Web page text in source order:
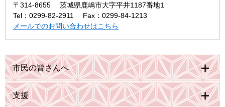
〒314-8655
茨城県鹿嶋市大字平井1187番地1
Tel：0299-82-2911
Fax：0299-84-1213
メールでのお問い合わせはこちら
市民の皆さんへ
支援